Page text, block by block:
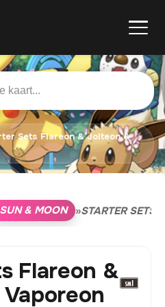
Sets Flareon & Jolteon &
SUN & MOON »STARTER SETS
Flareon &